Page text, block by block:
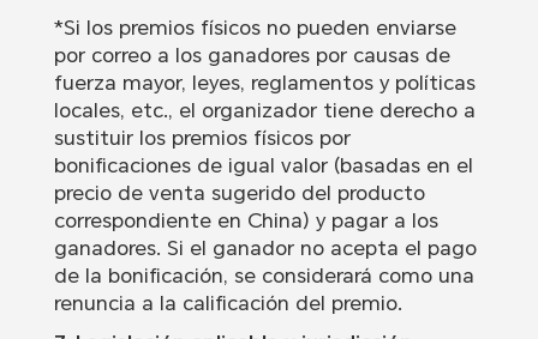
*Si los premios físicos no pueden enviarse
por correo a los ganadores por causas de
fuerza mayor, leyes, reglamentos y políticas
locales, etc., el organizador tiene derecho a
sustituir los premios físicos por
bonificaciones de igual valor (basadas en el
precio de venta sugerido del producto
correspondiente en China) y pagar a los
ganadores. Si el ganador no acepta el pago
de la bonificación, se considerará como una
renuncia a la calificación del premio.